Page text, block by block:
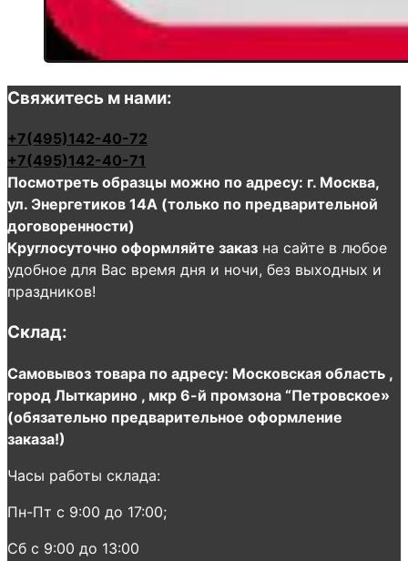
Свяжитесь м нами:
+7(495)142-40-72
+7(495)142-40-71
Посмотреть образцы можно по адресу: г. Москва,
ул. Энергетиков 14А (только по предварительной
договоренности)
Круглосуточно оформляйте заказ на сайте в любое
удобное для Вас время дня и ночи, без выходных и
праздников!
Склад:
Самовывоз товара по адресу: Московская область ,
город Лыткарино , мкр 6-й промзона “Петровское»
(обязательно предварительное оформление
заказа!)
Часы работы склада:
Пн-Пт с 9:00 до 17:00;
Сб с 9:00 до 13:00